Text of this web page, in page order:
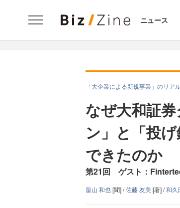
ニュース
「大企業による新規事業」のリア
なぜ大和証
ン」と「投
できたのか
第21回 ゲスト：
畠山 和也[聞] /佐藤 友美[著] /和久